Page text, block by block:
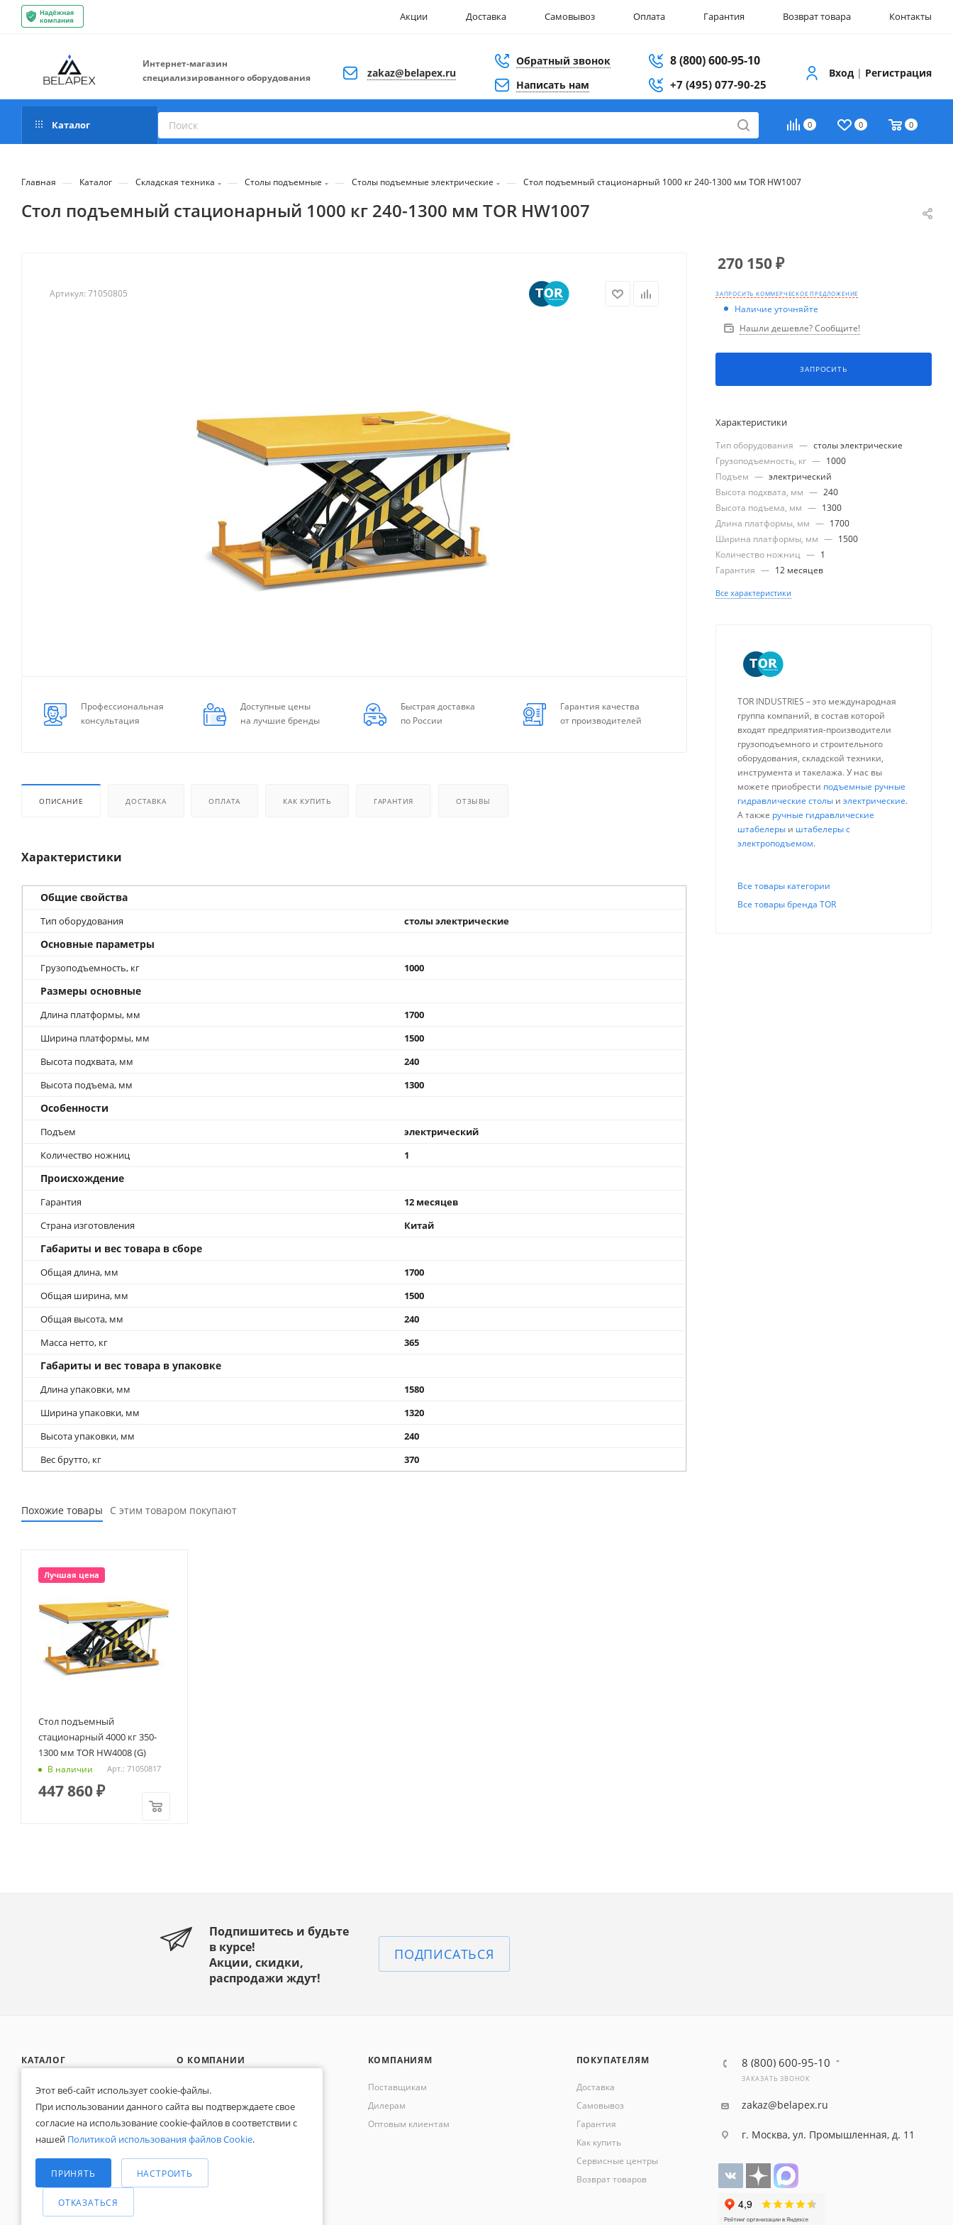
Акции Доставка Самовывоз Оплата Гарантия Возврат товара Контакты
Интернет-магазин
специализированного оборудования
zakaz@belapex.ru
Обратный звонок
Написать нам
8 (800) 600-95-10
+7 (495) 077-90-25
Вход | Регистрация
0 0 0
Каталог
Главная — Каталог — Складская техника — Столы подъемные — Столы подъемные электрические — Стол подъемный стационарный 1000 кг 240-1300 мм TOR HW1007
Стол подъемный стационарный 1000 кг 240-1300 мм TOR HW1007
Артикул: 71050805
Профессиональная
консультация
Доступные цены
на лучшие бренды
Быстрая доставка
по России
Гарантия качества
от производителей
ОПИСАНИЕ ДОСТАВКА ОПЛАТА КАК КУПИТЬ ГАРАНТИЯ ОТЗЫВЫ
Характеристики
Общие свойства
Тип оборудования столы электрические
Основные параметры
Грузоподъемность, кг 1000
Размеры основные
Длина платформы, мм
1700
Ширина платформы, мм
1500
Высота подхвата, мм
240
Высота подъема, мм
1300
Особенности
Подъем
электрический
Количество ножниц
1
Происхождение
Гарантия
12 месяцев
Страна изготовления
Китай
Габариты и вес товара в сборе
Общая длина, мм
1700
Общая ширина, мм
1500
Общая высота, мм
240
Масса нетто, кг
365
Габариты и вес товара в упаковке
Длина упаковки, мм
1580
Ширина упаковки, мм
1320
Высота упаковки, мм
240
Вес брутто, кг
370
Похожие товары С этим товаром покупают
Лучшая цена
Стол подъемный
стационарный 4000 кг 350-
1300 мм TOR HW4008 (G)
В наличии Арт.: 71050817
447 860₽
270 150₽
ЗАПРОСИТЬ КОММЕРЧЕСКОЕ ПРЕДЛОЖЕНИЕ
Наличие уточняйте
Нашли дешевле? Сообщите!
ЗАПРОСИТЬ
Характеристики
Тип оборудования — столы электрические
Грузоподъемность, кг — 1000
Подъем — электрический
Высота подхвата, мм — 240
Высота подъема, мм — 1300
Длина платформы, мм — 1700
Ширина платформы, мм — 1500
Количество ножниц — 1
Гарантия — 12 месяцев
Все характеристики
TOR INDUSTRIES – это международная
группа компаний, в состав которой
входят предприятия-производители
грузоподъемного и строительного
оборудования, складской техники,
инструмента и такелажа. У нас вы
можете приобрести подъемные ручные
гидравлические столы и электрические.
А также ручные гидравлические
штабелеры и штабелеры с
электроподъемом.
Все товары категории
Все товары бренда TOR
Подпишитесь и будьте
в курсе!
Акции, скидки,
распродажи ждут!
ПОДПИСАТЬСЯ
КАТАЛОГ
АКЦИИ
БРЕНДЫ
КОНТАКТЫ
СПРАВОЧНАЯ
ИНФОРМАЦИЯ
О КОМПАНИИ
Реквизиты
Наши сертификаты
Отзывы
Новости
Блог
КОМПАНИЯМ
Поставщикам
Дилерам
Оптовым клиентам
ПОКУПАТЕЛЯМ
Доставка
Самовывоз
Гарантия
Как купить
Сервисные центры
Возврат товаров
8 (800) 600-95-10
ЗАКАЗАТЬ ЗВОНОК
zakaz@belapex.ru
г. Москва, ул. Промышленная, д. 11
Этот веб-сайт использует cookie-файлы.
При использовании данного сайта вы подтверждаете свое
согласие на использование cookie-файлов в соответствии с
нашей Политикой использования файлов Cookie.
Минимальные
Аналитические/Функциональные
ПРИНЯТЬ НАСТРОИТЬ
ОТКАЗАТЬСЯ